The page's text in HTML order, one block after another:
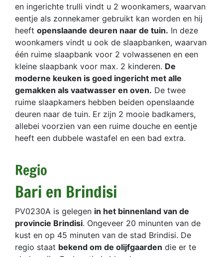
en ingerichte trulli vindt u 2 woonkamers, waarvan
eentje als zonnekamer gebruikt kan worden en hij
heeft openslaande deuren naar de tuin. In deze
woonkamers vindt u ook de slaapbanken, waarvan
één ruime slaapbank voor 2 volwassenen en een
kleine slaapbank voor max. 2 kinderen. De
moderne keuken is goed ingericht met alle
gemakken als vaatwasser en oven. De twee
ruime slaapkamers hebben beiden openslaande
deuren naar de tuin. Er zijn 2 mooie badkamers,
allebei voorzien van een ruime douche en eentje
heeft een dubbele wastafel en een bad extra.
Regio
Bari en Brindisi
PV0230A is gelegen in het binnenland van de
provincie Brindisi. Ongeveer 20 minunten van de
kust en op 45 minuten van de stad Brindisi. De
regio staat bekend om de olijfgaarden die er te